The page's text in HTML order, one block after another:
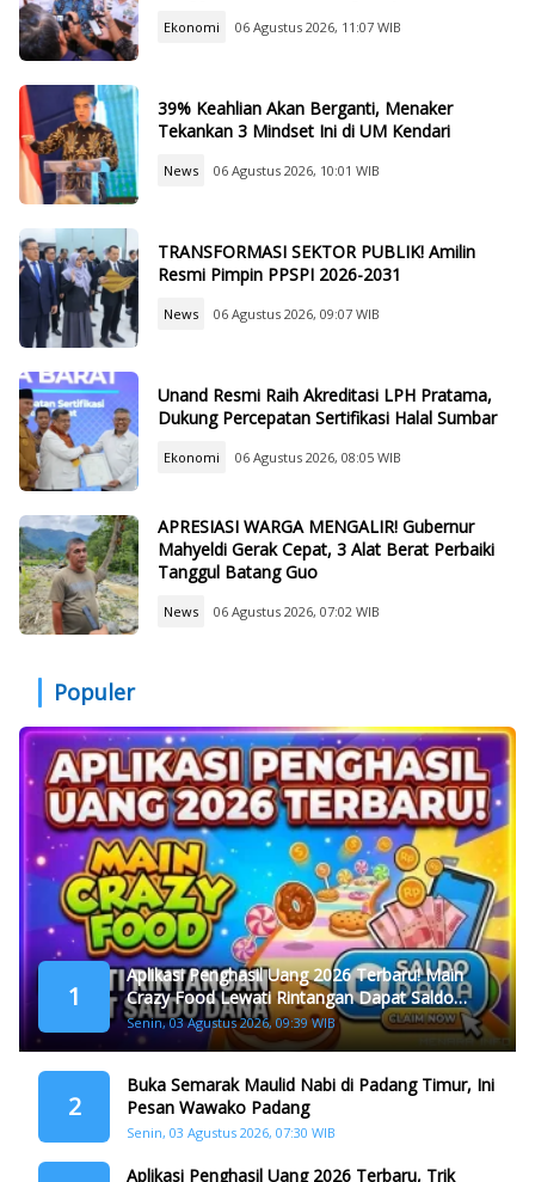
Ekonomi 06 Agustus 2026, 11:07 WIB
39% Keahlian Akan Berganti, Menaker
Tekankan 3 Mindset Ini di UM Kendari
News 06 Agustus 2026, 10:01 WIB
TRANSFORMASI SEKTOR PUBLIK! Amilin
Resmi Pimpin PPSPI 2026-2031
News 06 Agustus 2026, 09:07 WIB
Unand Resmi Raih Akreditasi LPH Pratama,
Dukung Percepatan Sertifikasi Halal Sumbar
Ekonomi 06 Agustus 2026, 08:05 WIB
APRESIASI WARGA MENGALIR! Gubernur
Mahyeldi Gerak Cepat, 3 Alat Berat Perbaiki
Tanggul Batang Guo
News 06 Agustus 2026, 07:02 WIB
Populer
1
Aplikasi Penghasil Uang 2026 Terbaru! Main
Crazy Food Lewati Rintangan Dapat Saldo
Dana
Senin, 03 Agustus 2026, 09:39 WIB
2
Buka Semarak Maulid Nabi di Padang Timur, Ini
Pesan Wawako Padang
Senin, 03 Agustus 2026, 07:30 WIB
Aplikasi Penghasil Uang 2026 Terbaru, Trik